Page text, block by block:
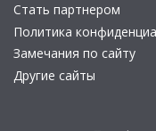
Стать партнером
Политика
Замечания по сайту
Другие сайты